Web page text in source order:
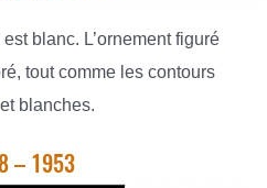
blanc. L’ornement figuré
tout comme les contours
blanches.
– 1953